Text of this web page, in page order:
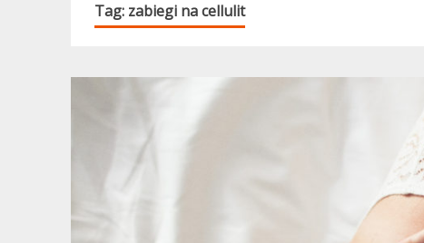
Tag: zabiegi na cellulit